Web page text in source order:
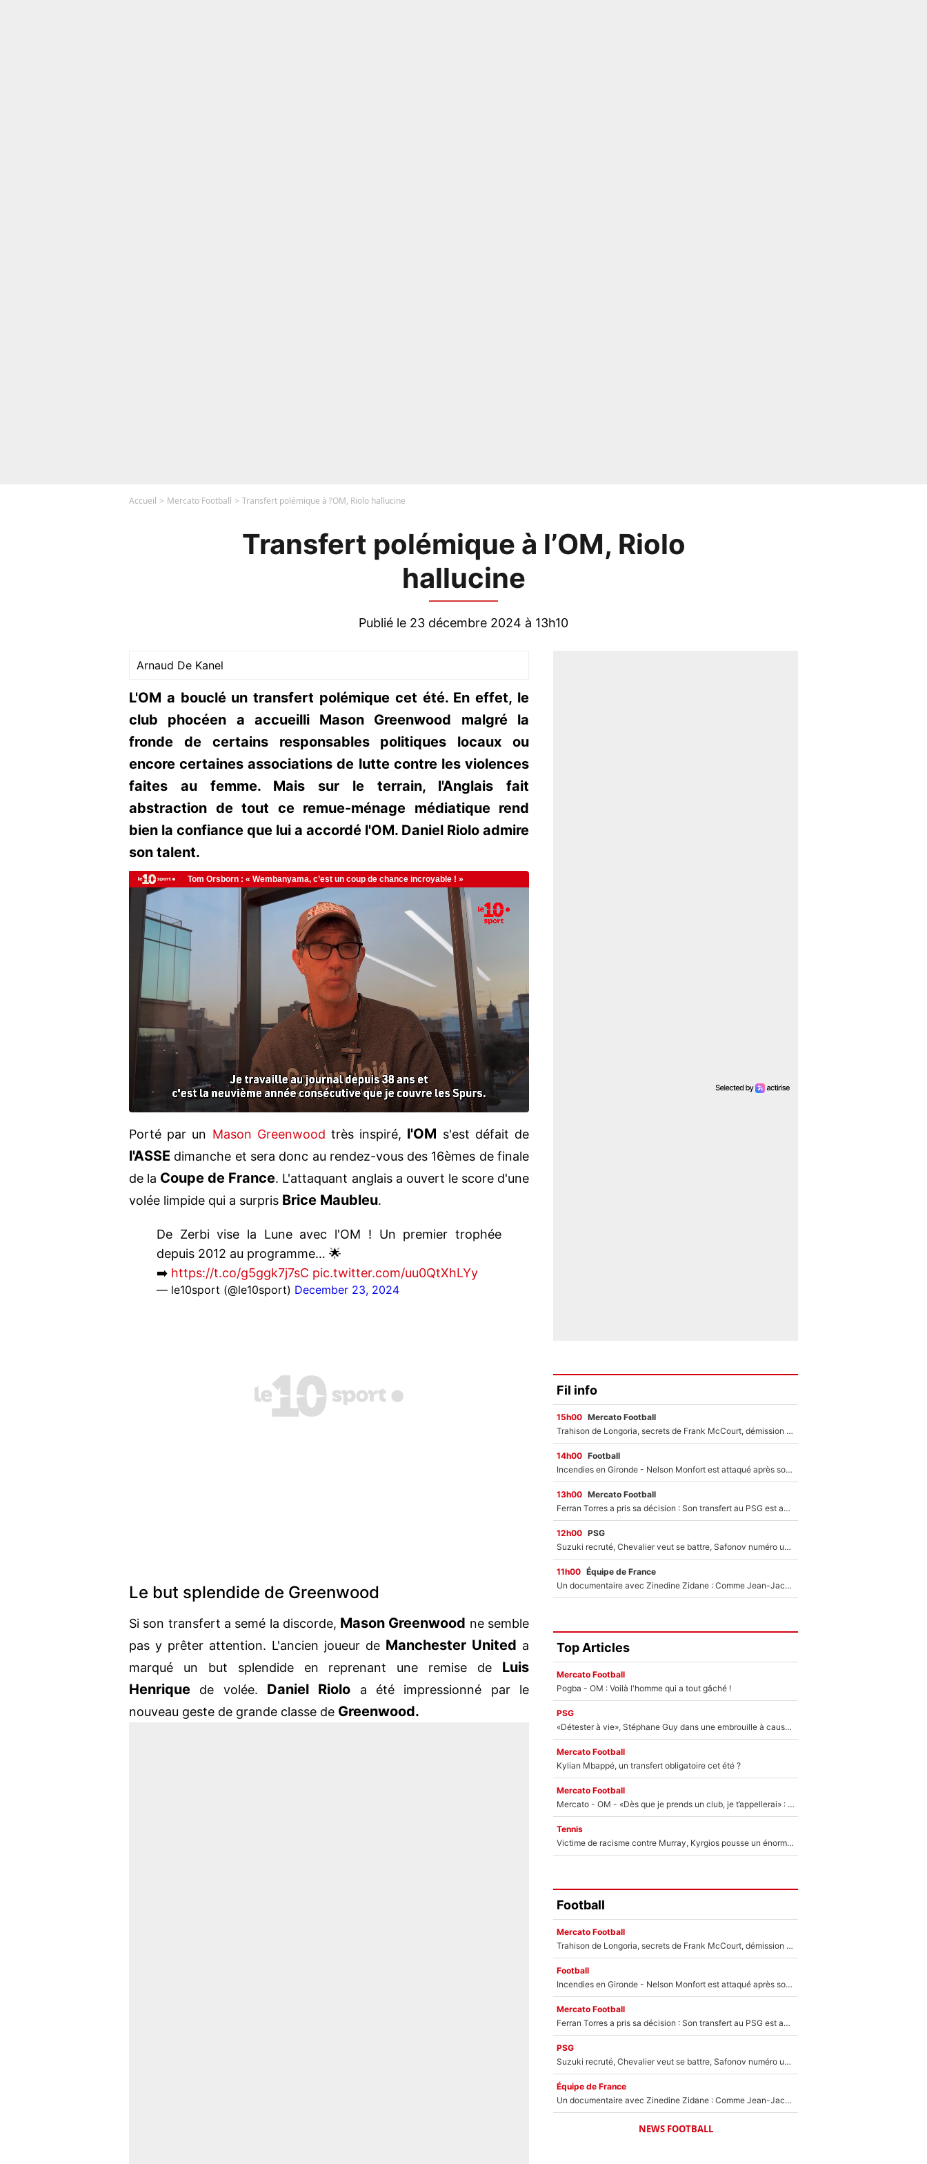
Accueil Mercato Football Transfert polémique à l’OM, Riolo hallucine
Transfert polémique à l’OM, Riolo
hallucine
Publié le 23 décembre 2024 à 13h10
Arnaud De Kanel
L'OM a bouclé un transfert polémique cet été. En effet, le
club phocéen a accueilli Mason Greenwood malgré la
fronde de certains responsables politiques locaux ou
encore certaines associations de lutte contre les violences
faites au femme. Mais sur le terrain, l'Anglais fait
abstraction de tout ce remue-ménage médiatique rend
bien la confiance que lui a accordé l'OM. Daniel Riolo admire
son talent.
Porté par un Mason Greenwood très inspiré, l'OM s'est défait de
l'ASSE dimanche et sera donc au rendez-vous des 16èmes de finale
de la Coupe de France. L'attaquant anglais a ouvert le score d'une
volée limpide qui a surpris Brice Maubleu.
De Zerbi vise la Lune avec l'OM ! Un premier trophée
depuis 2012 au programme… 🌟
➡️ https://t.co/g5ggk7j7sC pic.twitter.com/uu0QtXhLYy
— le10sport (@le10sport) December 23, 2024
Le but splendide de Greenwood
Si son transfert a semé la discorde, Mason Greenwood ne semble
pas y prêter attention. L'ancien joueur de Manchester United a
marqué un but splendide en reprenant une remise de Luis
Henrique de volée. Daniel Riolo a été impressionné par le
nouveau geste de grande classe de Greenwood.
Fil info
15h00 Mercato Football
Trahison de Longoria, secrets de Frank McCourt, démission de Roberto De Zerbi : Medhi Benatia se lâche sur départ de l'OM et fait d'importantes révélations
14h00 Football
Incendies en Gironde - Nelson Monfort est attaqué après son dérapage sur CNews : «Et lui, il prend combien pour parler dans un studio climatisé?»
13h00 Mercato Football
Ferran Torres a pris sa décision : Son transfert au PSG est annoncé en Espagne !
12h00 PSG
Suzuki recruté, Chevalier veut se battre, Safonov numéro un… Le PSG se lance encore dans un gros chantier pour le poste de gardien de but
11h00 Équipe de France
Un documentaire avec Zinedine Zidane : Comme Jean-Jacques Goldman et Mylène Farmer, le nouveau sélectionneur de l'équipe de France a recalé une journaliste très connue
Top Articles
Mercato Football
Pogba - OM : Voilà l'homme qui a tout gâché !
PSG
«Détester à vie», Stéphane Guy dans une embrouille à cause du PSG !
Mercato Football
Kylian Mbappé, un transfert obligatoire cet été ?
Mercato Football
Mercato - OM - «Dès que je prends un club, je t’appellerai» : La promesse de Marcelino au moment de claquer la porte
Tennis
Victime de racisme contre Murray, Kyrgios pousse un énorme coup de gueule !
Football
Mercato Football
Trahison de Longoria, secrets de Frank McCourt, démission de Roberto De Zerbi : Medhi Benatia se lâche sur départ de l'OM et fait d'importantes révélations
Football
Incendies en Gironde - Nelson Monfort est attaqué après son dérapage sur CNews : «Et lui, il prend combien pour parler dans un studio climatisé?»
Mercato Football
Ferran Torres a pris sa décision : Son transfert au PSG est annoncé en Espagne !
PSG
Suzuki recruté, Chevalier veut se battre, Safonov numéro un… Le PSG se lance encore dans un gros chantier pour le poste de gardien de but
Équipe de France
Un documentaire avec Zinedine Zidane : Comme Jean-Jacques Goldman et Mylène Farmer, le nouveau sélectionneur de l'équipe de France a recalé une journaliste très connue
NEWS FOOTBALL